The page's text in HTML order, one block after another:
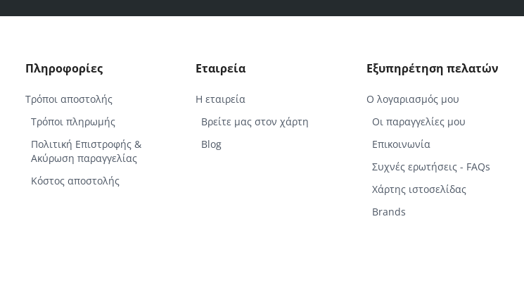
Πληροφορίες
Τρόποι αποστολής
Τρόποι πληρωμής
Πολιτική Επιστροφής &
Ακύρωση παραγγελίας
Κόστος αποστολής
Εταιρεία
Η εταιρεία
Βρείτε μας στον χάρτη
Blog
Εξυπηρέτηση πελατών
Ο λογαριασμός μου
Οι παραγγελίες μου
Επικοινωνία
Συχνές ερωτήσεις - FAQs
Χάρτης ιστοσελίδας
Brands